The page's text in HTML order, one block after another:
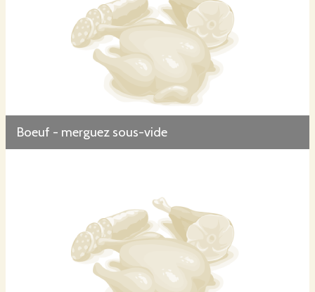
Boeuf - merguez sous-vide